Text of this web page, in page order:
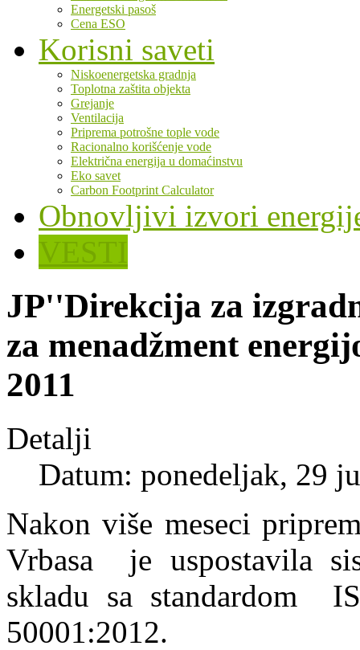
Energetski pasoš
Cena ESO
Korisni saveti
Niskoenergetska gradnja
Toplotna zaštita objekta
Grejanje
Ventilacija
Priprema potrošne tople vode
Racionalno korišćenje vode
Električna energija u domaćinstvu
Eko savet
Carbon Footprint Calculator
Obnovljivi izvori
VESTI
JP''Direkcija za
za menadžment
2011
Detalji
Datum: ponedeljak, 29
Nakon više meseci
Vrbasa je uspostavila
skladu sa standardom
50001:2012.